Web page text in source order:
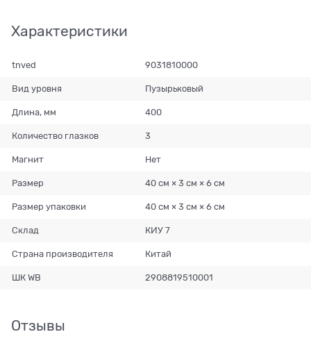
Характеристики
tnved 9031810000
Вид уровня Пузырьковый
Длина, мм 400
Количество глазков 3
Магнит Нет
Размер 40 см × 3 см × 6 см
Размер упаковки 40 см × 3 см × 6 см
Склад КИУ 7
Страна производителя Китай
ШК WB 2908819510001
Отзывы